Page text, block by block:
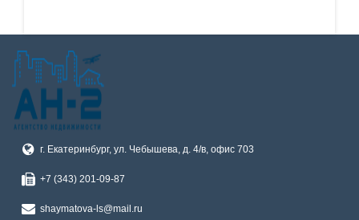
г. Екатеринбург, ул. Чебышева, д. 4/в, офис 703
+7 (343) 201-09-87
shaymatova-ls@mail.ru